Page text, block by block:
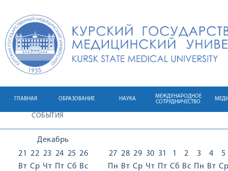
ГЛАВНАЯ ОБРАЗОВАНИЕ НАУКА
МЕЖДУНАРОДНОЕ
СОТРУДНИЧЕСТВО
СОБЫТИЯ
Декабрь
21
Вт
22
Ср
23
Чт
24
Пт
25
Сб
26
Вс
27
Пн
28
Вт
29
Ср
30
Чт
31
Пт
1
Сб
2
Вс
3
Пн
4
Вт
5
Ср